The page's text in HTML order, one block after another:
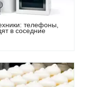
телефоны,
в соседние